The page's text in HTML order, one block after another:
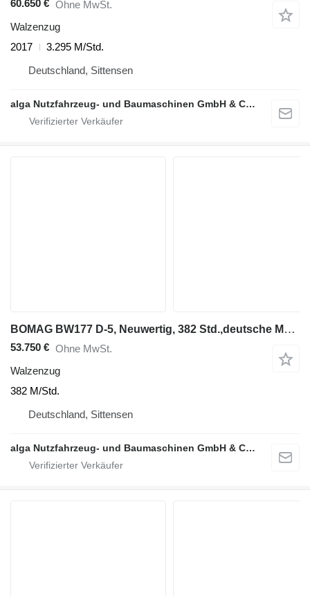
60.650 € Ohne MwSt.
Walzenzug
2017
3.295 M/Std.
Deutschland, Sittensen
alga Nutzfahrzeug- und Baumaschinen GmbH & Co. KG
BOMAG BW177 D-5, Neuwertig, 382 Std.,deutsche Maschine
53.750 € Ohne MwSt.
Walzenzug
382 M/Std.
Deutschland, Sittensen
alga Nutzfahrzeug- und Baumaschinen GmbH & Co. KG